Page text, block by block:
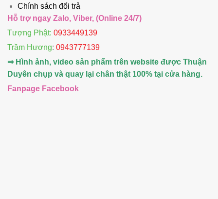
Chính sách đổi trả
Hỗ trợ ngay Zalo, Viber, (Online 24/7)
Tượng Phật: 0933449139
Trầm Hương: 0943777139
⇒ Hình ảnh, video sản phẩm trên website được Thuận
Duyên chụp và quay lại chân thật 100% tại cửa hàng.
Fanpage Facebook